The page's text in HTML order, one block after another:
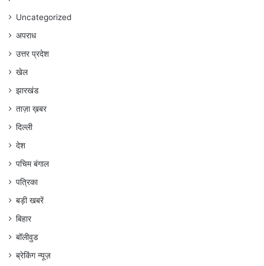
Uncategorized
अपराध
उत्तर प्रदेश
खेल
झारखंड
ताज़ा ख़बर
दिल्ली
देश
पचिम बंगाल
पत्रिका
बड़ी खबरें
बिहार
बॉलीवुड
ब्रेकिंग न्यूज़